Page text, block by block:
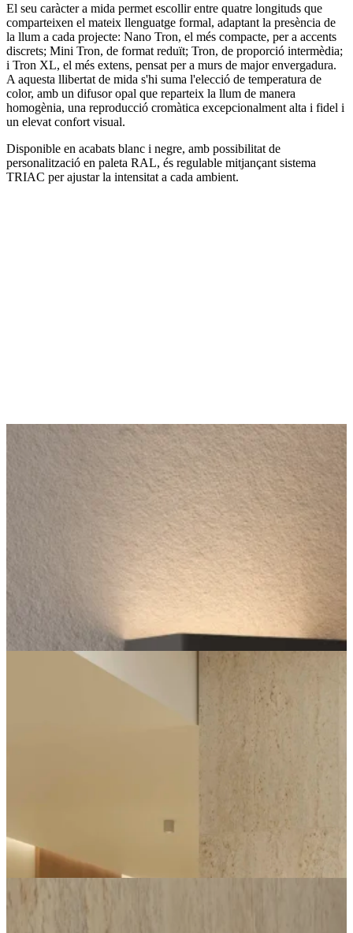
El seu caràcter a mida permet escollir entre quatre longituds que
comparteixen el mateix llenguatge formal, adaptant la presència de
la llum a cada projecte: Nano Tron, el més compacte, per a accents
discrets; Mini Tron, de format reduït; Tron, de proporció intermèdia;
i Tron XL, el més extens, pensat per a murs de major envergadura.
A aquesta llibertat de mida s'hi suma l'elecció de temperatura de
color, amb un difusor opal que reparteix la llum de manera
homogènia, una reproducció cromàtica excepcionalment alta i fidel i
un elevat confort visual.
Disponible en acabats blanc i negre, amb possibilitat de
personalització en paleta RAL, és regulable mitjançant sistema
TRIAC per ajustar la intensitat a cada ambient.